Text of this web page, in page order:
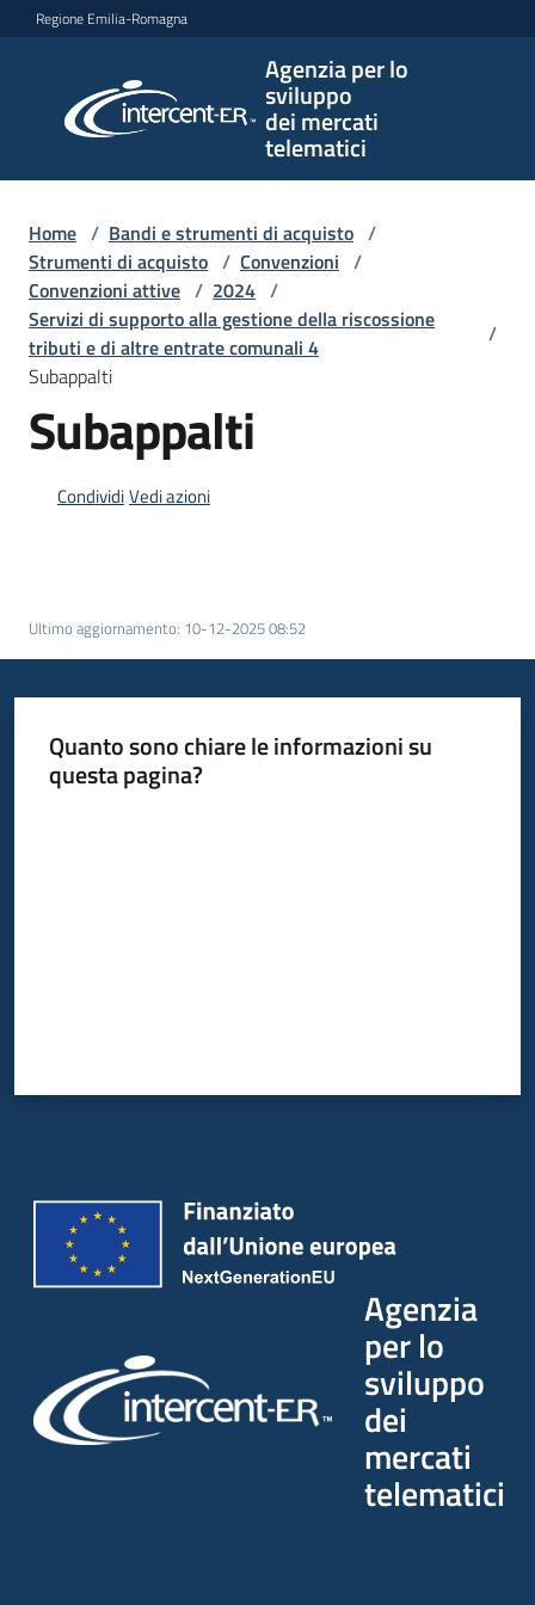
Vai al contenuto
Vai alla navigazione
Vai al footer
Regione Emilia-Romagna
Agenzia per lo
sviluppo
dei mercati
telematici
per lo
sviluppo
telematici
L'Agenzia
Bandi
strumenti
Supporto
Piattaforme
telematiche
Home / Bandi e strumenti di acquisto /
Strumenti di acquisto / Convenzioni /
Convenzioni attive / 2024 /
Servizi di supporto alla gestione della riscossione
tributi e di altre entrate comunali 4
/
Subappalti
Subappalti
CondividiVedi azioni
Ultimo aggiornamento: 10-12-2025 08:52
Quanto sono chiare le informazioni su
questa pagina?
Agenzia
per lo
sviluppo
dei
mercati
telematici